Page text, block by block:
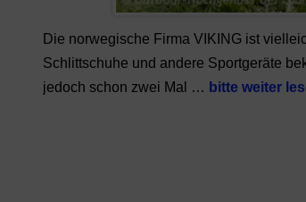
Die norwegische Firma VIKING ist
Schlittschuhe und andere Sportgeräte
jedoch schon zwei Mal … bitte weiter